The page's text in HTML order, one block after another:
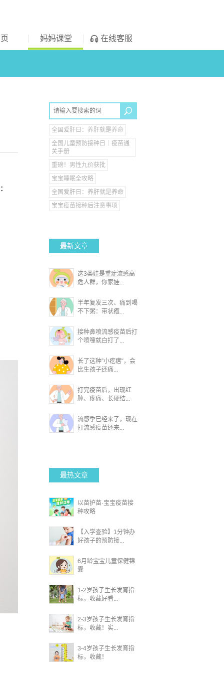
妈妈课堂 在线客服
全国爱肝日：养肝就是养命
全国儿童预防接种日｜疫苗通
关手册
重磅！男性九价获批
宝宝睡眠全攻略
全国爱肝日：养肝就是养命
宝宝疫苗接种后注意事项
最新文章
这3类娃是重症流感高
危人群，你家娃...
半年复发三次、痛到喝
不下粥：带状疱...
接种鼻喷流感疫苗后打
个喷嚏就白打了...
长了这种”小疙瘩“，会
比生孩子还痛...
打完疫苗后，出现红
肿、疼痛、长硬结...
流感季已经来了，现在
打流感疫苗还来...
最热文章
以苗护苗·宝宝疫苗接
种攻略
【入学查验】1分钟办
好孩子的预防接...
6月龄宝宝儿童保健锦
囊
1-2岁孩子生长发育指
标，收藏好看...
2-3岁孩子生长发育指
标，收藏！实...
3-4岁孩子生长发育指
标，收藏！